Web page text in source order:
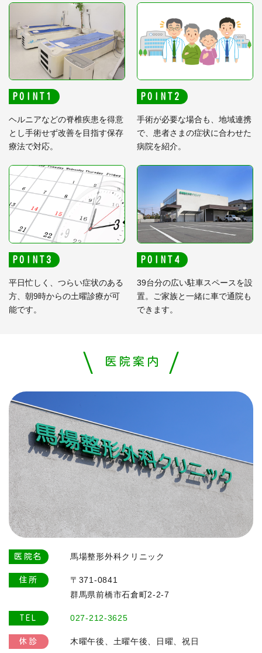
POINT
ヘルニアなどの脊椎疾患を得意
とし手術せず改善を目指す保存
療法で対応。
POINT
手術が必要な場合も、地域連携
で、患者さまの症状に合わせた
病院を紹介。
POINT
平日忙しく、つらい症状のある
方、朝9時からの土曜診療が可
能です。
POINT
39台分の広い駐車スペースを設
置。ご家族と一緒に車で通院も
できます。
医院案内
医院名 馬場整形外科クリニック
住所
〒371-0841
群馬県前橋市石倉町2-2-7
TEL 027-212-3625
休診 木曜午後、土曜午後、日曜、祝日